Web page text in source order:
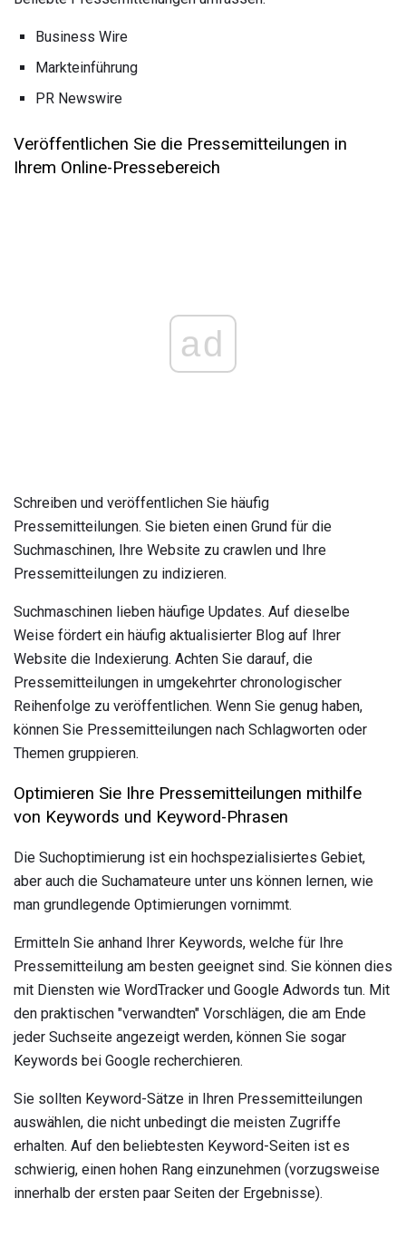
Business Wire
Markteinführung
PR Newswire
Veröffentlichen Sie die Pressemitteilungen in
Ihrem Online-Pressebereich
ad
Schreiben und veröffentlichen Sie häufig
Pressemitteilungen. Sie bieten einen Grund für die
Suchmaschinen, Ihre Website zu crawlen und Ihre
Pressemitteilungen zu indizieren.
Suchmaschinen lieben häufige Updates. Auf dieselbe
Weise fördert ein häufig aktualisierter Blog auf Ihrer
Website die Indexierung. Achten Sie darauf, die
Pressemitteilungen in umgekehrter chronologischer
Reihenfolge zu veröffentlichen. Wenn Sie genug haben,
können Sie Pressemitteilungen nach Schlagworten oder
Themen gruppieren.
Optimieren Sie Ihre Pressemitteilungen mithilfe
von Keywords und Keyword-Phrasen
Die Suchoptimierung ist ein hochspezialisiertes Gebiet,
aber auch die Suchamateure unter uns können lernen, wie
man grundlegende Optimierungen vornimmt.
Ermitteln Sie anhand Ihrer Keywords, welche für Ihre
Pressemitteilung am besten geeignet sind. Sie können dies
mit Diensten wie WordTracker und Google Adwords tun. Mit
den praktischen "verwandten" Vorschlägen, die am Ende
jeder Suchseite angezeigt werden, können Sie sogar
Keywords bei Google recherchieren.
Sie sollten Keyword-Sätze in Ihren Pressemitteilungen
auswählen, die nicht unbedingt die meisten Zugriffe
erhalten. Auf den beliebtesten Keyword-Seiten ist es
schwierig, einen hohen Rang einzunehmen (vorzugsweise
innerhalb der ersten paar Seiten der Ergebnisse).